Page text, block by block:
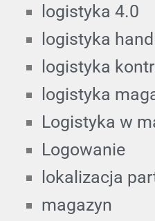
logistyka 4.0
logistyka
logistyka
logistyka
Logistyka w
Logowanie
lokalizacja
magazyn